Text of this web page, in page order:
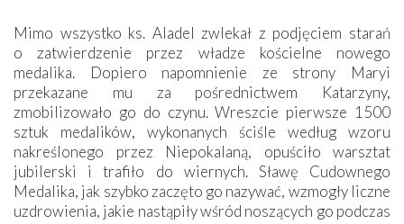
Mimo wszystko ks. Aladel zwlekał z podjęciem starań
o zatwierdzenie przez władze kościelne nowego
medalika. Dopiero napomnienie ze strony Maryi
przekazane mu za pośrednictwem Katarzyny,
zmobilizowało go do czynu. Wreszcie pierwsze 1500
sztuk medalików, wykonanych ściśle według wzoru
nakreślonego przez Niepokalaną, opuściło warsztat
jubilerski i trafiło do wiernych. Sławę Cudownego
Medalika, jak szybko zaczęto go nazywać, wzmogły liczne
uzdrowienia, jakie nastąpiły wśród noszących go podczas